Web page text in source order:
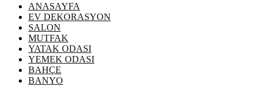
ANASAYFA
EV DEKORASYON
SALON
MUTFAK
YATAK ODASI
YEMEK ODASI
BAHÇE
BANYO